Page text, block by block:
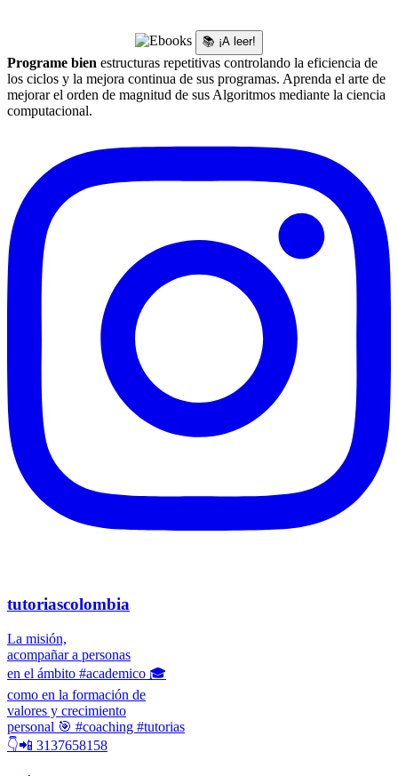
📚 ¡A leer!
Programe bien estructuras repetitivas controlando la eficiencia de
los ciclos y la mejora continua de sus programas. Aprenda el arte de
mejorar el orden de magnitud de sus Algoritmos mediante la ciencia
computacional.
tutoriascolombia
La misión,
acompañar a personas
en el ámbito #academico 🎓
como en la formación de
valores y crecimiento
personal 🎯 #coaching #tutorias
👇📲 3137658158